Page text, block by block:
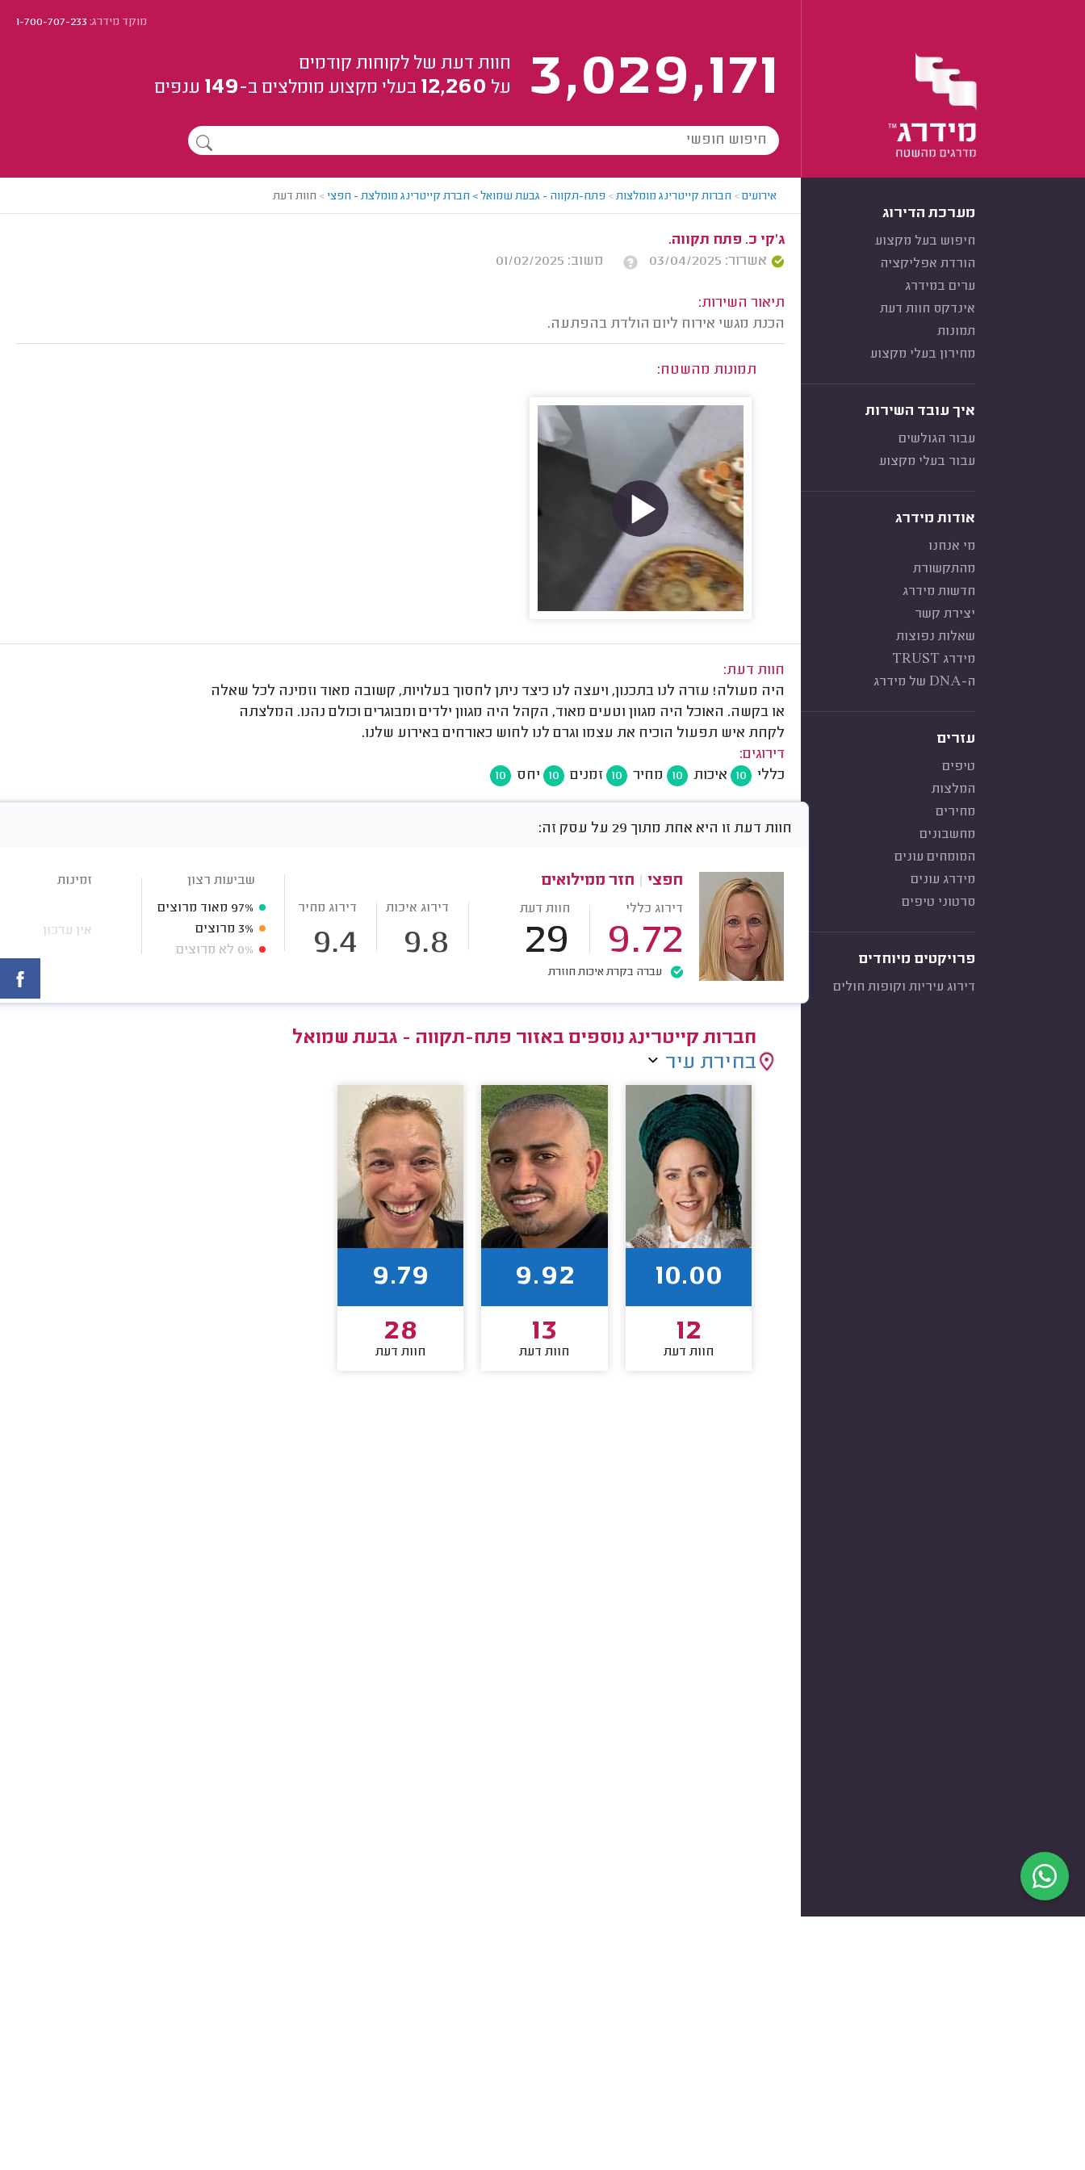
מוקד מידרג:1-700-707-233
3,029,171
חוות דעת של לקוחות קודמים
על 12,260 בעלי מקצוע מומלצים ב-149 ענפים
מערכת הדירוג
חיפוש בעל מקצוע
הורדת אפליקציה
ערים במידרג
אינדקס חוות דעת
תמונות
מחירון בעלי מקצוע
איך עובד השירות
עבור הגולשים
עבור בעלי מקצוע
אודות מידרג
מי אנחנו
מהתקשורת
חדשות מידרג
יצירת קשר
שאלות נפוצות
מידרג TRUST
ה-DNA של מידרג
עזרים
טיפים
המלצות
מחירים
מחשבונים
המומחים עונים
מידרג עונים
סרטוני טיפים
פרויקטים מיוחדים
דירוג עיריות וקופות חולים
אירועים> חברות קייטרינג מומלצות> פתח-תקווה - גבעת שמואל > חברת קייטרינג מומלצת - חפצי > חוות דעת
ג'קי כ. פתח תקווה.
אשרור: 03/04/2025
משוב: 01/02/2025
תיאור השירות:
הכנת מגשי אירוח ליום הולדת בהפתעה.
תמונות מהשטח:
חוות דעת:
היה מעולה! עזרה לנו בתכנון, ויעצה לנו כיצד ניתן לחסוך בעלויות, קשובה מאוד וזמינה לכל שאלה
או בקשה. האוכל היה מגוון וטעים מאוד, הקהל היה מגוון ילדים ומבוגרים וכולם נהנו. המלצתה
לקחת איש תפעול הוכיח את עצמו וגרם לנו לחוש כאורחים באירוע שלנו.
דירוגים:
כללי
10 איכות 10 מחיר 10 זמנים 10 יחס 10
חוות דעת זו היא אחת מתוך 29 על עסק זה:
חפצי חזר ממילואים
דירוג כללי
9.72
חוות דעת
29
דירוג איכות
9.8
דירוג מחיר
9.4
עברה בקרת איכות חוזרת
שביעות רצון
97% מאוד מרוצים
3% מרוצים
0% לא מרוצים
זמינות
אין עדכון
חברות קייטרינג נוספים באזור פתח-תקווה - גבעת שמואל
בחירת עיר
10.00
12
חוות דעת
9.92
13
חוות דעת
9.79
28
חוות דעת